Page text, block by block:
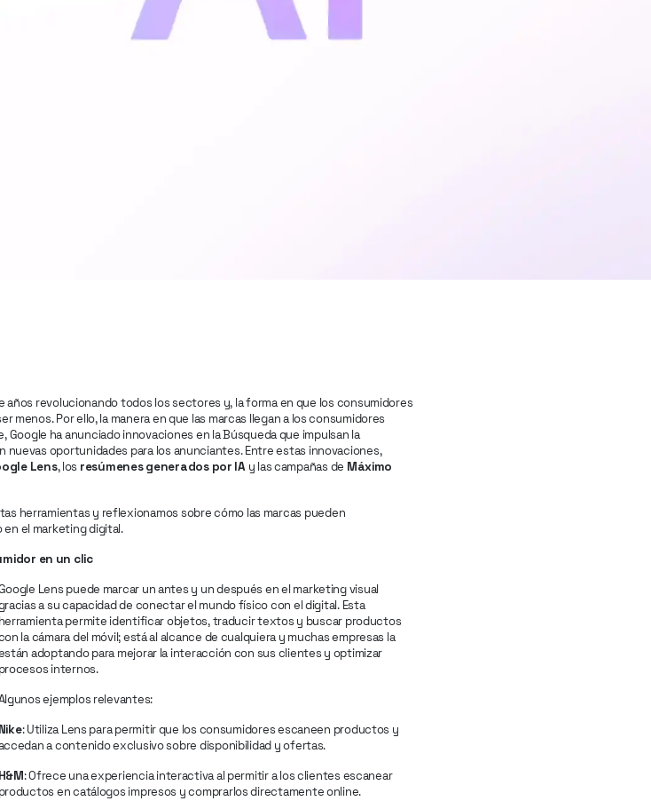
años revolucionando todos los sectores y, la forma en que los consumidores
menos. Por ello, la manera en que las marcas llegan a los consumidores
ha anunciado innovaciones en la Búsqueda que impulsan la
nuevas oportunidades para los anunciantes. Entre estas innovaciones,
Lens, los resúmenes generados por IAy las campañas de Máximo
herramientas y reflexionamos sobre cómo las marcas pueden
en el marketing digital.
en un clic
Lens puede marcar un antes y un después en el marketing visual
a su capacidad de conectar el mundo físico con el digital. Esta
herramienta permite identificar objetos, traducir textos y buscar productos
la cámara del móvil; está al alcance de cualquiera y muchas empresas la
adoptando para mejorar la interacción con sus clientes y optimizar
procesos internos.
ejemplos relevantes:
Nike: Utiliza Lens para permitir que los consumidores escaneen productos y
a contenido exclusivo sobre disponibilidad y ofertas.
H&M: Ofrece una experiencia interactiva al permitir a los clientes escanear
productos en catálogos impresos y comprarlos directamente online.